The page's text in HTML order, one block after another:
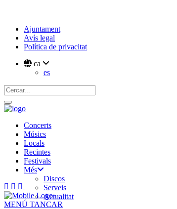
Ajuntament
Avís legal
Política de privacitat
ca
es
Concerts
Músics
Locals
Recintes
Festivals
Més
Discos
Serveis
Actualitat
MENÚ TANCAR